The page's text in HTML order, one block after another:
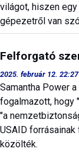
világot, hiszen
gépezetről van
Felforgató
2025. február 12. 22:27
Samantha Power
fogalmazott, hogy
"a
USAID
közölték.